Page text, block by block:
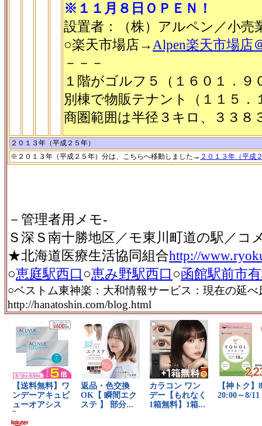
※１１月８日ＯＰＥＮ！
設置者：（株）アルペン／小売
○楽天市場店→Alpen楽天市場店
－－－
１階がゴルフ５（１６０１．
別棟で物販テナント（１１５
商圏範囲は半径３キロ、３３８
２０１３年（平成２５年）
※２０１３年（平成２５年）分は、こちらへ移動しました→ ２０１３年（平成
－管理者用メモ-
Ｓ深Ｓ南十勝地区／モ東川町道の駅／コ
★北海道医療生活協同組合http://
○恵庭駅西口 ○恵み野駅西口 ○函館駅前市
○ベストム東神楽：大和情報サービス：現在の延
http://hanatoshin.com/blog.html